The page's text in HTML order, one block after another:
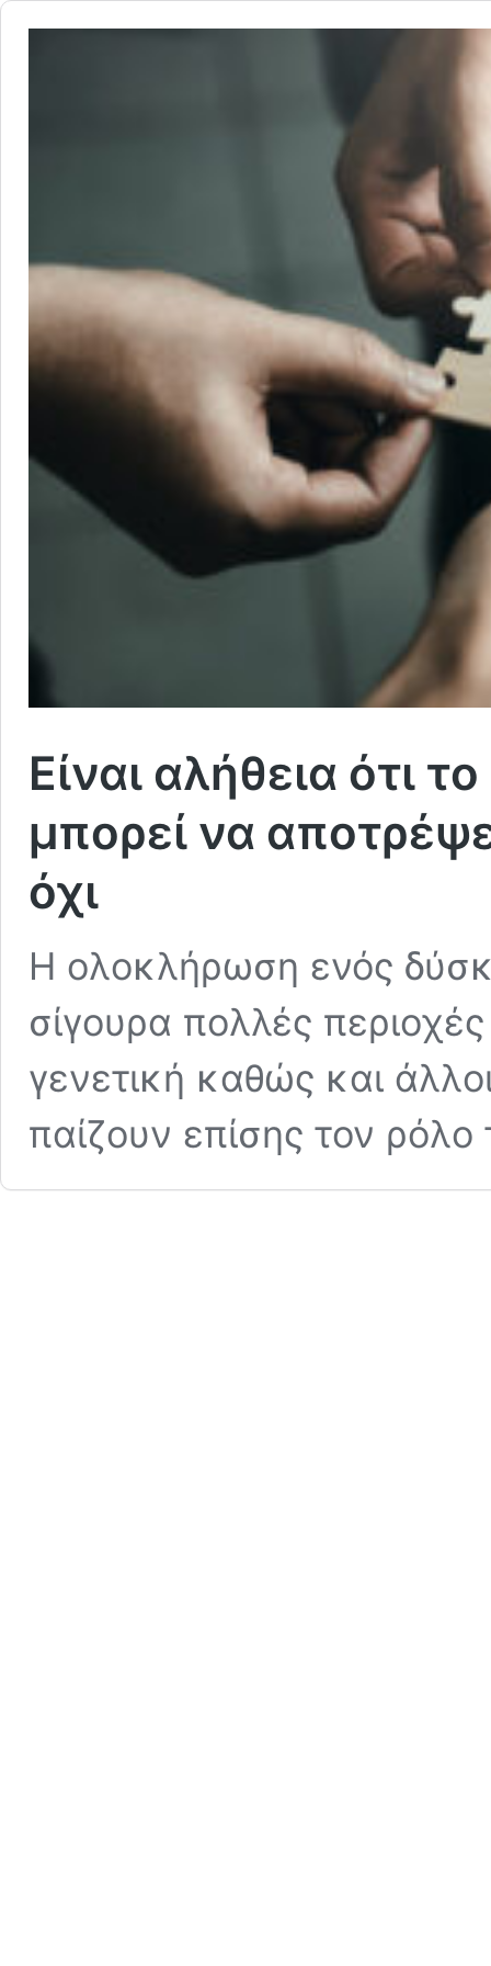
Είναι αλήθεια ότι
μπορεί να
όχι
Η ολοκλήρωση ενός
σίγουρα πολλές
γενετική καθώς και
παίζουν επίσης τον ρόλο